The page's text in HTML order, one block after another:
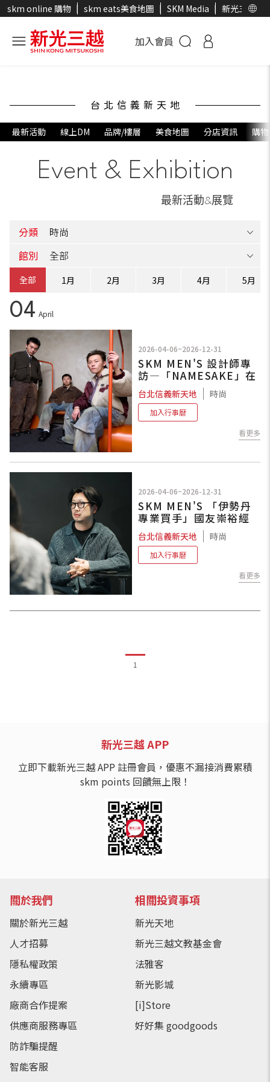
skm online 購物 skm eats美食地圖 SKM Media 新光三越官
加入會員
台北信義新天地
最新活動 線上DM 品牌/樓層 美食地圖 分店資訊 購
Event & Exhibition
最新活動&展覽
分類
館別
全部 1月 2月 3月 4月 5月
04 April
2026-04-06~2026-12-31
SKM MEN'S 設計師專
訪—「NAMESAKE」在
資訊跳躍的破碎世代，
練習「剪裁」出一種能
過濾雜質的判斷力
台北信義新天地 時尚
加入行事曆
看更多
2026-04-06~2026-12-31
SKM MEN'S 「伊勢丹
專業買手」國友崇裕經
理專訪—風格並非與生
俱來，而是長期養成的
眼光
台北信義新天地 時尚
加入行事曆
看更多
1
新光三越 APP
立即下載新光三越 APP 註冊會員，優惠不漏接消費累積
skm points 回饋無上限！
關於我們
關於新光三越
人才招募
隱私權政策
永續專區
廠商合作提案
供應商服務專區
防詐騙提醒
智能客服
相關投資事項
新光天地
新光三越文教基金會
法雅客
新光影城
[i]Store
好好集 goodgoods